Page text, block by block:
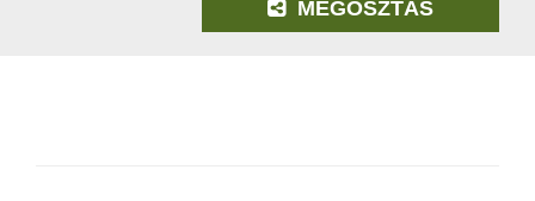
MEGOSZTÁS